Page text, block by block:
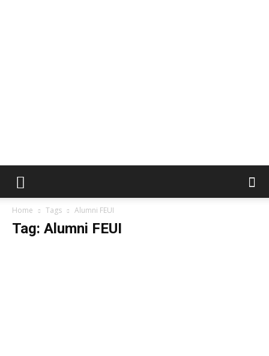
Home Tags Alumni FEUI
Tag: Alumni FEUI